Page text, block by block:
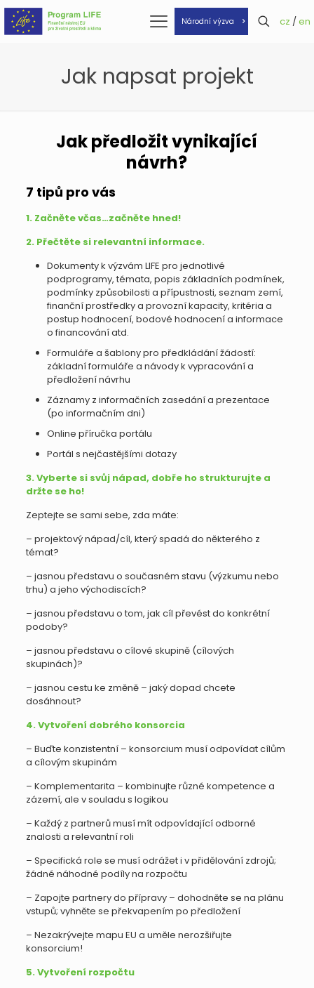
Národní výzva cz / en
Jak napsat projekt
Jak předložit vynikající
návrh?
7 tipů pro vás
1. Začněte včas…začněte hned!
2. Přečtěte si relevantní informace.
Dokumenty k výzvám LIFE pro jednotlivé
podprogramy, témata, popis základních podmínek,
podmínky způsobilosti a přípustnosti, seznam zemí,
finanční prostředky a provozní kapacity, kritéria a
postup hodnocení, bodové hodnocení a informace
o financování atd.
Formuláře a šablony pro předkládání žádostí:
základní formuláře a návody k vypracování a
předložení návrhu
Záznamy z informačních zasedání a prezentace
(po informačním dni)
Online příručka portálu
Portál s nejčastějšími dotazy
3. Vyberte si svůj nápad, dobře ho strukturujte a
držte se ho!
Zeptejte se sami sebe, zda máte:
– projektový nápad/cíl, který spadá do některého z
témat?
– jasnou představu o současném stavu (výzkumu nebo
trhu) a jeho východiscích?
– jasnou představu o tom, jak cíl převést do konkrétní
podoby?
– jasnou představu o cílové skupině (cílových
skupinách)?
– jasnou cestu ke změně – jaký dopad chcete
dosáhnout?
4. Vytvoření dobrého konsorcia
– Buďte konzistentní – konsorcium musí odpovídat cílům
a cílovým skupinám
– Komplementarita – kombinujte různé kompetence a
zázemí, ale v souladu s logikou
– Každý z partnerů musí mít odpovídající odborné
znalosti a relevantní roli
– Specifická role se musí odrážet i v přidělování zdrojů;
žádné náhodné podíly na rozpočtu
– Zapojte partnery do přípravy – dohodněte se na plánu
vstupů; vyhněte se překvapením po předložení
– Nezakrývejte mapu EU a uměle nerozšiřujte
konsorcium!
5. Vytvoření rozpočtu